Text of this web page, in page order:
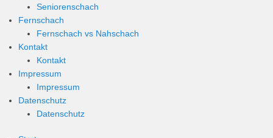
Seniorenschach
Fernschach
Fernschach vs Nahschach
Kontakt
Kontakt
Impressum
Impressum
Datenschutz
Datenschutz